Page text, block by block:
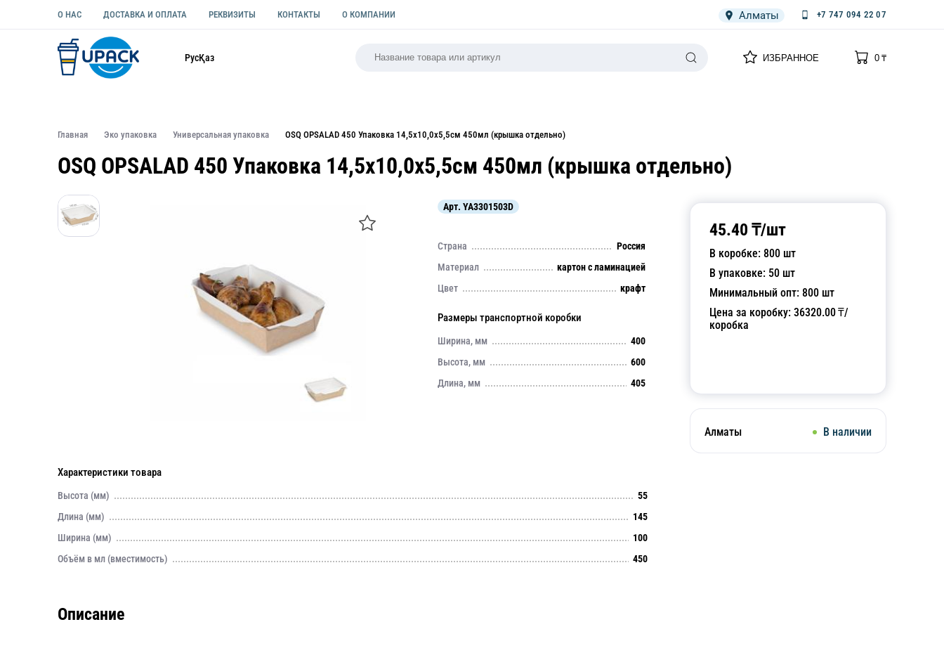
О НАС ДОСТАВКА И ОПЛАТА РЕКВИЗИТЫ КОНТАКТЫ О КОМПАНИИ Алматы +7 747 094 22 07
РусҚаз ИЗБРАННОЕ
0
0₸
Главная Эко упаковка Универсальная упаковка OSQ OPSALAD 450 Упаковка 14,5х10,0х5,5см 450мл (крышка отдельно)
OSQ OPSALAD 450 Упаковка 14,5х10,0х5,5см 450мл (крышка отдельно)
45.40 ₸/шт
В коробке: 800 шт
В упаковке: 50 шт
Минимальный опт: 800 шт
Цена за коробку: 36320.00₸/
коробка
Алматы В наличии
Арт. YA3301503D
Страна
Россия
Материал
картон с ламинацией
Цвет
крафт
Размеры транспортной коробки
Ширина, мм
400
Высота, мм
600
Длина, мм
405
Характеристики товара
Высота (мм)
55
Длина (мм)
145
Ширина (мм)
100
Объём в мл (вместимость)
450
Описание